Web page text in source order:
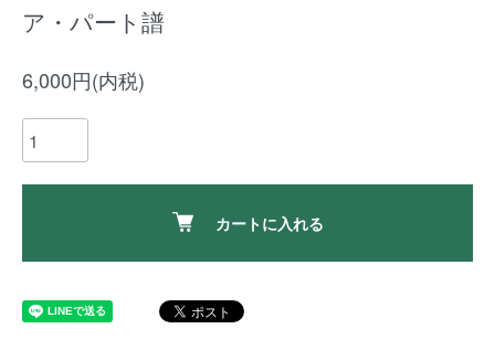
ア・パート譜
6,000円(内税)
カートに入れる